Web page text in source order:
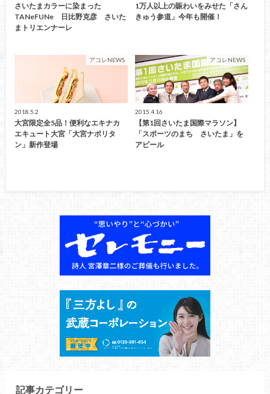
さいたまカラーに染まった
TANeFUNe 日比野克彦 さいた
まトリエンナーレ
1万人以上の賑わいをみせた「さん
きゅう参道」今年も開催！
アコレNEWS
2018.5.2
大宮限定全5品！便利なエキナカ
エキュート大宮「大宮ナポリタ
ン」新作登場
アコレNEWS
2015.4.16
【第1回さいたま国際マラソン】
「スポーツのまち さいたま」を
アピール
記事カテゴリー